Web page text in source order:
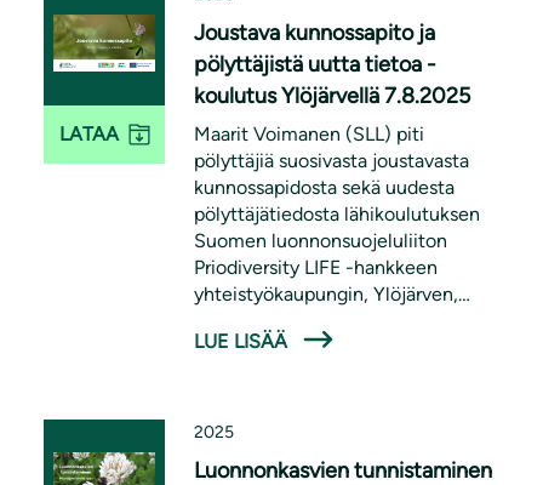
LATAA
Joustava kunnossapito ja
pölyttäjistä uutta tietoa -
koulutus Ylöjärvellä 7.8.2025
Maarit Voimanen (SLL) piti
pölyttäjiä suosivasta joustavasta
kunnossapidosta sekä uudesta
pölyttäjätiedosta lähikoulutuksen
Suomen luonnonsuojeluliiton
Priodiversity LIFE -hankkeen
yhteistyökaupungin, Ylöjärven,
osa Priodiversity LIFE -hanketta.
LUE LISÄÄ
2025
Luonnonkasvien tunnistaminen